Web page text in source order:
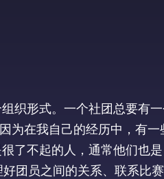
织形式。一个社团总要有
为在我自己的经历中，有一
了不起的人，通常他们也是
团员之间的关系、联系比赛